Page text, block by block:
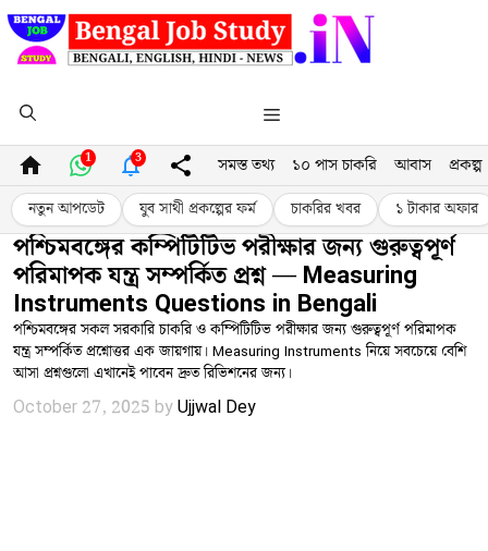
Skip
to
content
Menu
1 3 সমস্ত তথ্য ১০ পাস চাকরি আবাস প্রকল্প
নতুন আপডেট যুব সাথী প্রকল্পের ফর্ম চাকরির খবর ১ টাকার অফার
পশ্চিমবঙ্গের কম্পিটিটিভ পরীক্ষার জন্য গুরুত্বপূর্ণ
পরিমাপক যন্ত্র সম্পর্কিত প্রশ্ন — Measuring
Instruments Questions in Bengali
পশ্চিমবঙ্গের সকল সরকারি চাকরি ও কম্পিটিটিভ পরীক্ষার জন্য গুরুত্বপূর্ণ পরিমাপক
যন্ত্র সম্পর্কিত প্রশ্নোত্তর এক জায়গায়। Measuring Instruments নিয়ে সবচেয়ে বেশি
আসা প্রশ্নগুলো এখানেই পাবেন দ্রুত রিভিশনের জন্য।
October 27, 2025 byUjjwal Dey